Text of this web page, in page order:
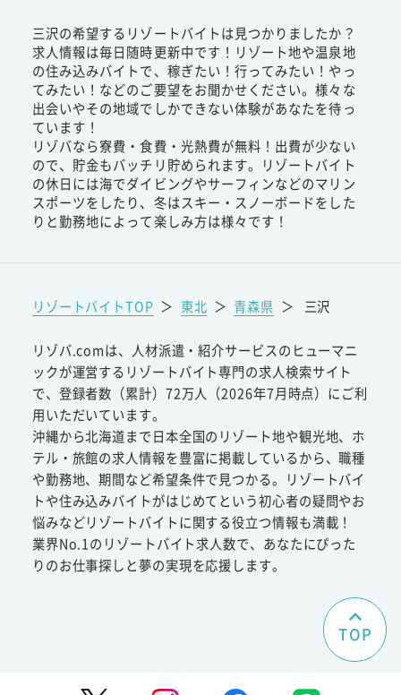
三沢の希望するリゾートバイトは見つかりましたか？
求人情報は毎日随時更新中です！リゾート地や温泉地
の住み込みバイトで、稼ぎたい！行ってみたい！やっ
てみたい！などのご要望をお聞かせください。様々な
出会いやその地域でしかできない体験があなたを待っ
ています！
リゾバなら寮費・食費・光熱費が無料！出費が少ない
ので、貯金もバッチリ貯められます。リゾートバイト
の休日には海でダイビングやサーフィンなどのマリン
スポーツをしたり、冬はスキー・スノーボードをした
りと勤務地によって楽しみ方は様々です！
リゾートバイトTOP ＞ 東北 ＞ 青森県 ＞ 三沢
リゾバ.comは、人材派遣・紹介サービスのヒューマニ
ックが運営するリゾートバイト専門の求人検索サイト
で、登録者数（累計）72万人（2026年7月時点）にご利
用いただいています。
沖縄から北海道まで日本全国のリゾート地や観光地、ホ
テル・旅館の求人情報を豊富に掲載しているから、職種
や勤務地、期間など希望条件で見つかる。リゾートバイ
トや住み込みバイトがはじめてという初心者の疑問やお
悩みなどリゾートバイトに関する役立つ情報も満載！
業界No.1のリゾートバイト求人数で、あなたにぴった
りのお仕事探しと夢の実現を応援します。
TOP